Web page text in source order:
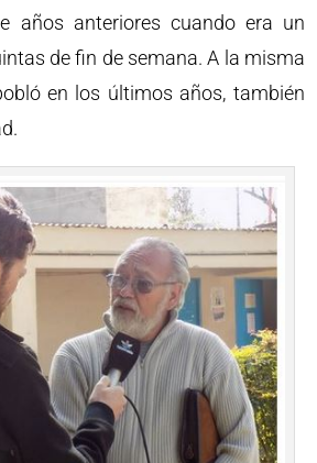
años anteriores cuando era un
de fin de semana. A la misma
en los últimos años, también